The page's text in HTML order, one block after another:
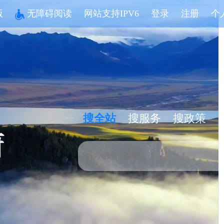
无障碍阅读 网站支持IPV6 登录 注册 个
搜全站 搜服务 搜政策